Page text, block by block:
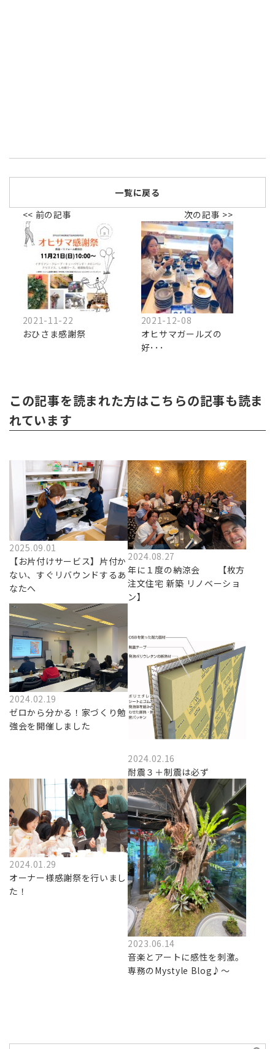
<< 前の記事
2021-11-22
おひさま感謝祭
一覧に戻る
次の記事 >>
2021-12-08
オヒサマガールズの
好･･･
この記事を読まれた方はこちらの記事も読ま
れています
2025.09.01
【お片付けサービス】片付か
ない、すぐリバウンドするあ
なたへ
2024.08.27
年に１度の納涼会 【枚方
注文住宅 新築 リノベーショ
ン】
2024.02.19
ゼロから分かる！家づくり勉
強会を開催しました
2024.02.16
耐震３＋制震は必ず
2024.01.29
オーナー様感謝祭を行いまし
た！
2023.06.14
音楽とアートに感性を刺激。
専務のMystyle Blog♪～